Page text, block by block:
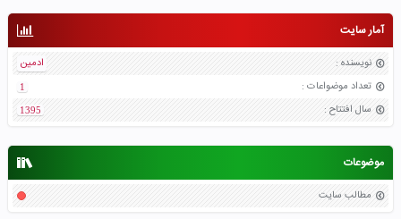
آمار سایت
نویسنده :
ادمین
تعداد موضواعات :
1
سال افتتاح :
1395
موضوعات
مطالب سایت